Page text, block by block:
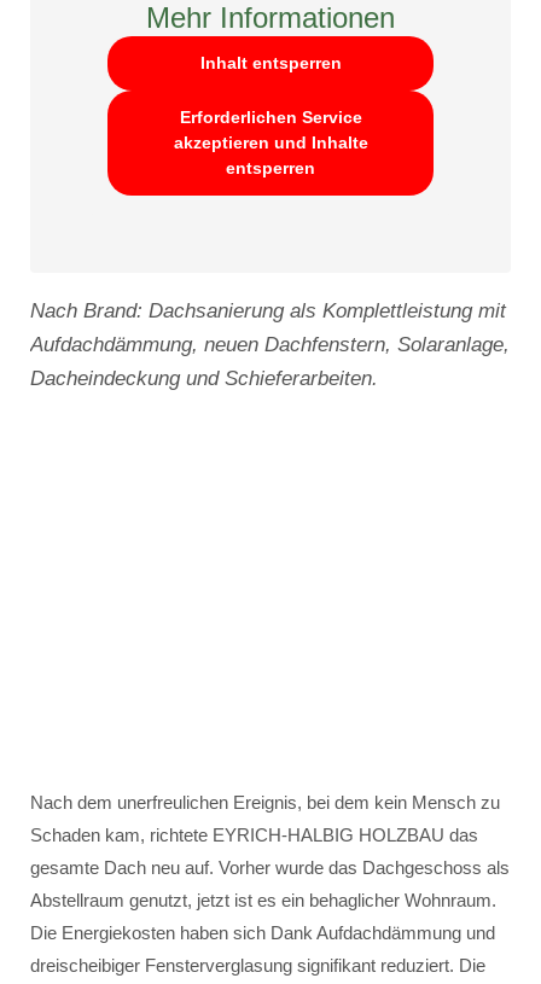
Mehr Informationen
Inhalt entsperren
Erforderlichen Service
akzeptieren und Inhalte
entsperren
Nach Brand: Dachsanierung als Komplettleistung mit
Aufdachdämmung, neuen Dachfenstern, Solaranlage,
Dacheindeckung und Schieferarbeiten.
Nach dem unerfreulichen Ereignis, bei dem kein Mensch zu
Schaden kam, richtete EYRICH-HALBIG HOLZBAU das
gesamte Dach neu auf. Vorher wurde das Dachgeschoss als
Abstellraum genutzt, jetzt ist es ein behaglicher Wohnraum.
Die Energiekosten haben sich Dank Aufdachdämmung und
dreischeibiger Fensterverglasung signifikant reduziert. Die